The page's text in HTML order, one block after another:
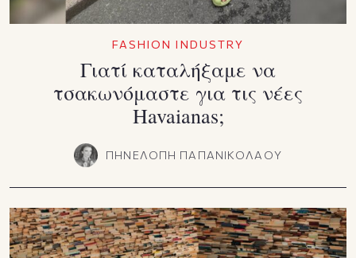
FASHION INDUSTRY
Γιατί καταλήξαμε να
τσακωνόμαστε για τις νέες
Havaianas;
ΠΗΝΕΛΟΠΗ ΠΑΠΑΝΙΚΟΛΑΟΥ